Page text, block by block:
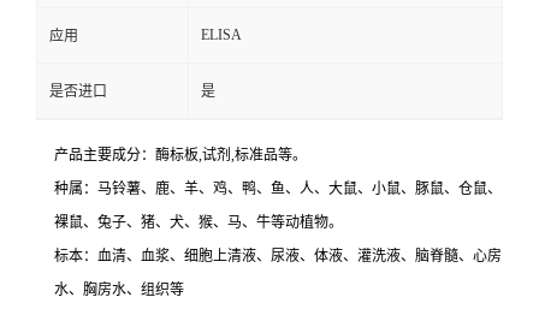
应用 ELISA
是否进口 是
产品主要成分：酶标板,试剂 ,标准品等。
种属：马铃薯、鹿、羊、鸡、鸭、鱼、人、大鼠、小鼠、豚鼠、仓鼠、
裸鼠、兔子、猪、犬、猴、马、牛等动植物。
标本：血清、血浆、细胞上清液、尿液、体液、灌洗液、脑脊髓、心房
水、胸房水、组织等